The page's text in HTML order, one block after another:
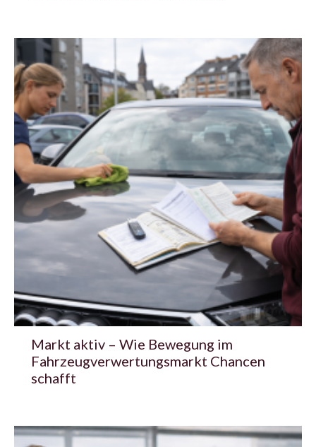
Markt aktiv – Wie Bewegung im
Fahrzeugverwertungsmarkt Chancen
schafft